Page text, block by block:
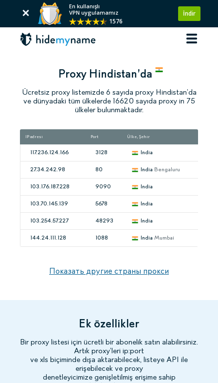
En kullanışlı
VPN uygulamamız
1576
İndir
Proxy Hindistan’da
Ücretsiz proxy listemizde 6 sayıda proxy Hindistan’da
ve dünyadaki tüm ülkelerde 16620 sayıda proxy in 75
ülkeler bulunmaktadır.
IP adresi Port Ülke, Şehir
117.236.124.166 3128 India
27.34.242.98 80 India Bengaluru
103.176.187.228 9090 India
103.70.145.139 5678 India
103.254.57.227 48293 India
144.24.111.128 1088 India Mumbai
Показать другие страны прокси
Ek özellikler
Bir proxy listesi için ücretli bir abonelik satın alabilirsiniz.
Artık proxy’leri ip:port
ve xls biçiminde dışa aktarabilecek, listeye API ile
erişebilecek ve proxy
denetleyicimize genişletilmiş erişime sahip